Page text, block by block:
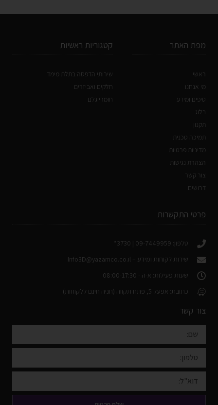
מפת האתר
ראשי
מי אנחנו
טיפים ומידע
בלוג
תקנון
תמיכה טכנית
מדיניות פרטיות
הצהרת נגישות
צור קשר
דרושים
קטגוריות ראשיות
שירותי הדפסה בתלת מימד
חלקים ואביזרים
חומרי גלם
פרטי התקשרות
טלפון: 09-7449959 | 3730*
שירות לקוחות ומידע – Info3D@yazamco.co.il
שעות פעילות: א-ה - 08:00-17:30
כתובת: אפעל 5, פתח תקווה (חניה חינם ללקוחות)
צור קשר